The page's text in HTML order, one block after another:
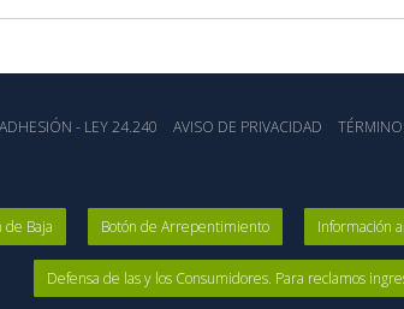
- LEY 24.240 AVISO DE PRIVACIDAD
de Baja Botón de Arrepentimiento Información
Defensa de las y los Consumidores. Para reclamos